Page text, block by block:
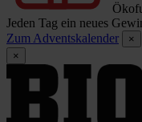
Jeden Tag ein neues
Zum Adventskalender
×
×